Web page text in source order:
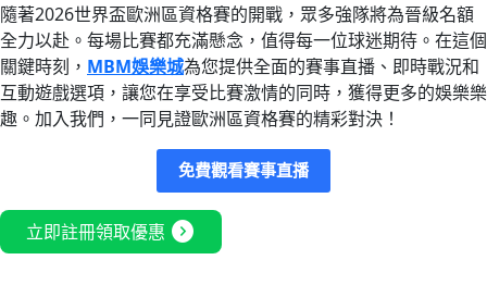
隨著2026世界盃歐洲區資格賽的開戰，眾多強隊將為晉級名額
全力以赴。每場比賽都充滿懸念，值得每一位球迷期待。在這個
關鍵時刻， MBM娛樂城為您提供全面的賽事直播、即時戰況和
互動遊戲選項，讓您在享受比賽激情的同時，獲得更多的娛樂樂
趣。加入我們，一同見證歐洲區資格賽的精彩對決！
免費觀看賽事直播
立即註冊領取優惠 expand_circle_right